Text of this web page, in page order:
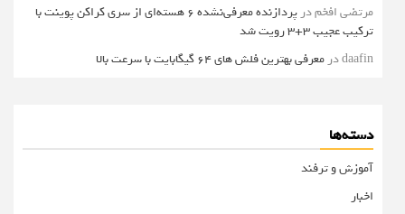
مرتضی افخمدر
پردازنده معرفی‌نشده 6 هسته‌ای از سری کراکن پوینت با
ترکیب عجیب 3+3 رویت شد
daafinدرمعرفی بهترین فلش های 64 گیگابایت با سرعت بالا
دسته‌ها
آموزش و ترفند
اخبار